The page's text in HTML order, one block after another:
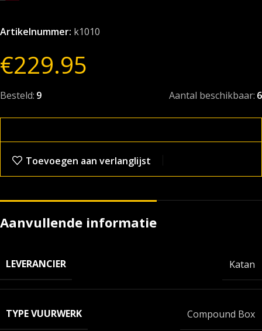
Artikelnummer: k1010
€229.95
Besteld: 9 Aantal beschikbaar: 6
Toevoegen aan verlanglijst
Aanvullende informatie
LEVERANCIER Katan
TYPE VUURWERK Compound Box